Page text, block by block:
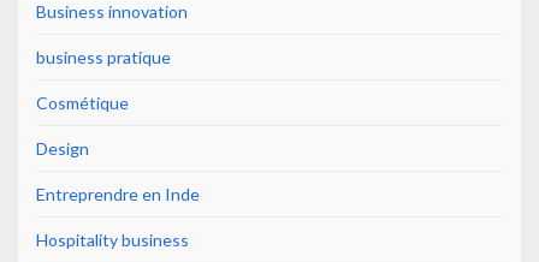
Business innovation
business pratique
Cosmétique
Design
Entreprendre en Inde
Hospitality business